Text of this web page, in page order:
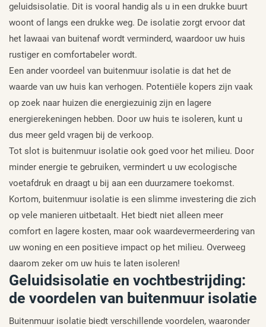
geluidsisolatie. Dit is vooral handig als u in een drukke buurt
woont of langs een drukke weg. De isolatie zorgt ervoor dat
het lawaai van buitenaf wordt verminderd, waardoor uw huis
rustiger en comfortabeler wordt.
Een ander voordeel van buitenmuur isolatie is dat het de
waarde van uw huis kan verhogen. Potentiële kopers zijn vaak
op zoek naar huizen die energiezuinig zijn en lagere
energierekeningen hebben. Door uw huis te isoleren, kunt u
dus meer geld vragen bij de verkoop.
Tot slot is buitenmuur isolatie ook goed voor het milieu. Door
minder energie te gebruiken, vermindert u uw ecologische
voetafdruk en draagt u bij aan een duurzamere toekomst.
Kortom, buitenmuur isolatie is een slimme investering die zich
op vele manieren uitbetaalt. Het biedt niet alleen meer
comfort en lagere kosten, maar ook waardevermeerdering van
uw woning en een positieve impact op het milieu. Overweeg
daarom zeker om uw huis te laten isoleren!
Geluidsisolatie en vochtbestrijding:
de voordelen van buitenmuur isolatie
Buitenmuur isolatie biedt verschillende voordelen, waaronder